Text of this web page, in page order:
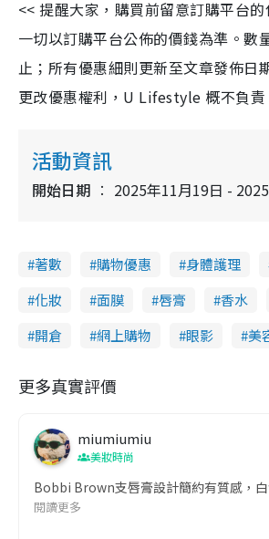
<< 提醒大家，購買前留意訂購平台的
一切以訂購平台公佈的價錢為準。數
止；所有優惠細則更新至文章發佈日
更改優惠權利，U Lifestyle 概不負責
活動資訊
開始日期 2025年11月19日 -
著數 購物優惠 身體護理
化妝
面膜 唇膏 香水
開倉
網上購物 眼影 美
更多真實評價
miumiumiu
美妝時尚
Bobbi Brown支唇膏設計簡約有質感，
閱讀更多